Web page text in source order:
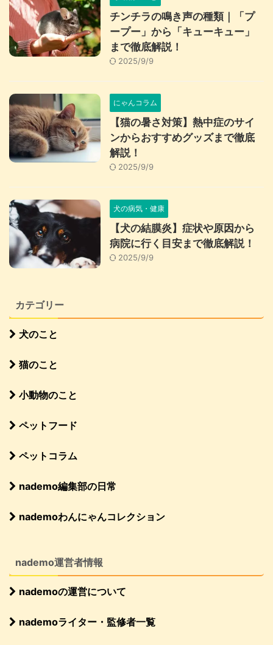
チンチラの鳴き声の種類｜「プ
ープー」から「キューキュー」
まで徹底解説！
2025/9/9
にゃんコラム
【猫の暑さ対策】熱中症のサイ
ンからおすすめグッズまで徹底
解説！
2025/9/9
犬の病気・健康
【犬の結膜炎】症状や原因から
病院に行く目安まで徹底解説！
2025/9/9
カテゴリー
犬のこと
猫のこと
小動物のこと
ペットフード
ペットコラム
nademo編集部の日常
nademoわんにゃんコレクション
nademo運営者情報
nademoの運営について
nademoライター・監修者一覧